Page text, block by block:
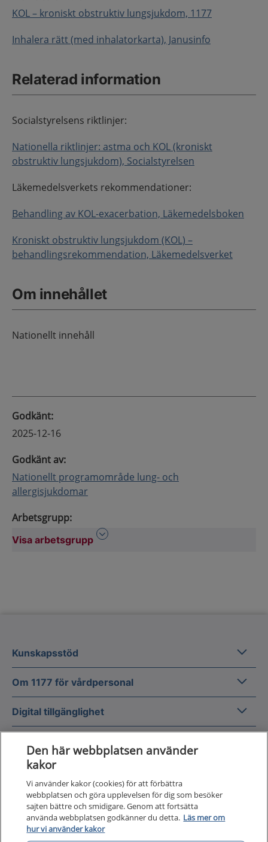
KOL – kroniskt obstruktiv lungsjukdom, 1177
Inhalera rätt (med inhalatorkarta), Janusinfo
Relaterad information
Socialstyrelsens riktlinjer:
Nationella riktlinjer: astma och KOL (kroniskt
obstruktiv lungsjukdom), Socialstyrelsen
Läkemedelsverkets rekommendationer:
Behandling av KOL-exacerbation, Läkemedelsboken
Kroniskt obstruktiv lungsjukdom (KOL) –
behandlingsrekommendation, Läkemedelsverket
Om innehållet
Nationellt innehåll
Godkänt:
2025-12-16
Godkänt av:
Nationellt programområde lung- och
allergisjukdomar
Arbetsgrupp:
Visa arbetsgrupp Visa arbetsgrupp
Kunskapsstöd
Om 1177 för vårdpersonal Om
Digital tillgänglighet Digital
Till startsidan för 1177 för
för vårdpersonal
1177 för vårdpersonal samlar information
Den här webbplatsen använder
kakor
Vi använder kakor (cookies) för att förbättra
webbplatsen och göra upplevelsen för dig som besöker
sajten bättre och smidigare. Genom att fortsätta
använda webbplatsen godkänner du detta. Läs mer om
hur vi använder kakor